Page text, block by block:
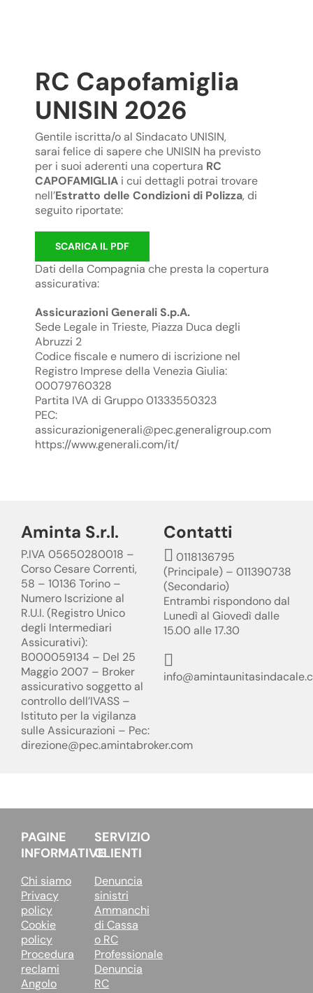
RC Capofamiglia
UNISIN 2026
Gentile iscritta/o al Sindacato UNISIN,
sarai felice di sapere che UNISIN ha previsto
per i suoi aderenti una copertura RC
CAPOFAMIGLIAi cui dettagli potrai trovare
nell’Estratto delle Condizioni di Polizza, di
seguito riportate:
SCARICA IL PDF
Dati della Compagnia che presta la copertura
assicurativa:
Assicurazioni Generali S.p.A.
Sede Legale in Trieste, Piazza Duca degli
Abruzzi 2
Codice fiscale e numero di iscrizione nel
Registro Imprese della Venezia Giulia:
00079760328
Partita IVA di Gruppo 01333550323
PEC:
assicurazionigenerali@pec.generaligroup.com
https://www.generali.com/it/
Aminta S.r.l.
P.IVA 05650280018 –
Corso Cesare Correnti,
58 – 10136 Torino –
Numero Iscrizione al
R.U.I. (Registro Unico
degli Intermediari
Assicurativi):
B000059134 – Del 25
Maggio 2007 – Broker
assicurativo soggetto al
controllo dell’IVASS –
Istituto per la vigilanza
sulle Assicurazioni – Pec:
direzione@pec.amintabroker.com
Contatti
0118136795
(Principale) – 011390738
(Secondario)
Entrambi rispondono dal
Lunedì al Giovedì dalle
15.00 alle 17.30
PAGINE
INFORMATIVE
Chi siamo
Privacy
policy
Cookie
policy
Procedura
reclami
Angolo
SERVIZIO
CLIENTI
Denuncia
sinistri
Ammanchi
di Cassa
o RC
Professionale
Denuncia
RC